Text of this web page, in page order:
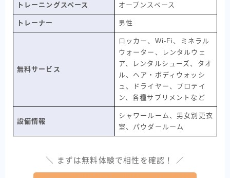
トレーニングスペース オープンスペース
トレーナー 男性
無料サービス
ロッカー、Wi-Fi、ミネラル
ウォーター、レンタルウェ
ア、レンタルシューズ、タオ
ル、ヘア・ボディウォッシ
ュ、ドライヤー、プロテイ
ン、各種サプリメントなど
設備情報
シャワールーム、男女別更衣
室、パウダールーム
＼ まずは無料体験で相性を確認！ ／